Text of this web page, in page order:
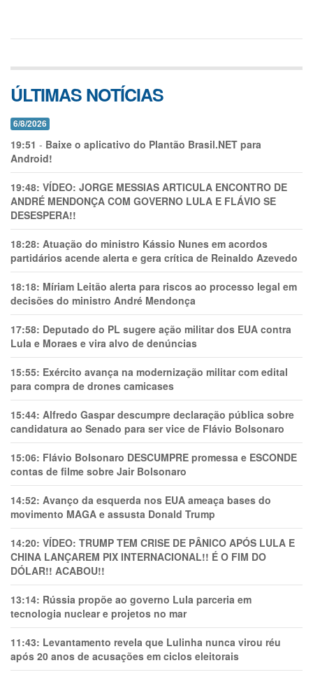
ÚLTIMAS NOTÍCIAS
6/8/2026
19:51 - Baixe o aplicativo do Plantão Brasil.NET para
Android!
19:48: VÍDEO: JORGE MESSIAS ARTICULA ENCONTRO DE
ANDRÉ MENDONÇA COM GOVERNO LULA E FLÁVIO SE
DESESPERA!!
18:28: Atuação do ministro Kássio Nunes em acordos
partidários acende alerta e gera crítica de Reinaldo Azevedo
18:18: Míriam Leitão alerta para riscos ao processo legal em
decisões do ministro André Mendonça
17:58: Deputado do PL sugere ação militar dos EUA contra
Lula e Moraes e vira alvo de denúncias
15:55: Exército avança na modernização militar com edital
para compra de drones camicases
15:44: Alfredo Gaspar descumpre declaração pública sobre
candidatura ao Senado para ser vice de Flávio Bolsonaro
15:06: Flávio Bolsonaro DESCUMPRE promessa e ESCONDE
contas de filme sobre Jair Bolsonaro
14:52: Avanço da esquerda nos EUA ameaça bases do
movimento MAGA e assusta Donald Trump
14:20: VÍDEO: TRUMP TEM CRlSE DE PÂNlCO APÓS LULA E
CHINA LANÇAREM PIX INTERNACIONAL!! É O FIM DO
DÓLAR!! ACABOU!!
13:14: Rússia propõe ao governo Lula parceria em
tecnologia nuclear e projetos no mar
11:43: Levantamento revela que Lulinha nunca virou réu
após 20 anos de acusações em ciclos eleitorais